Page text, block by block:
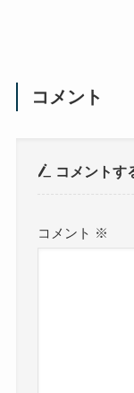
コメント
コメントす
コメント ※